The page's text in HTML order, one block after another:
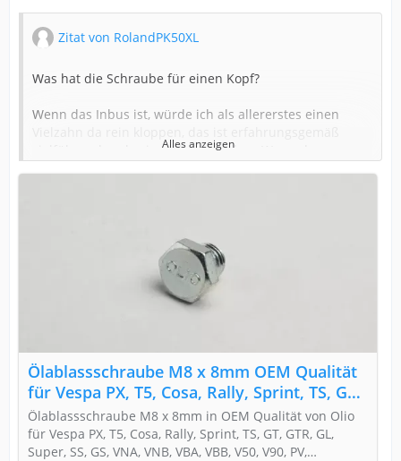
Zitat von RolandPK50XL
Was hat die Schraube für einen Kopf?
Wenn das Inbus ist, würde ich als allererstes einen
zielführender als ein Linksausdreher. Wenn der
Alles anzeigen
Ölablassschraube M8 x 8mm OEM Qualität
für Vespa PX, T5, Cosa, Rally, Sprint, TS, GT,
GTR, GL, Super, SS, GS, VNA, VNB, VBA, VBB,
V50, V90, PV, ET3, PK, Ciao - Olio
Ölablassschraube M8 x 8mm in OEM Qualität von Olio
für Vespa PX, T5, Cosa, Rally, Sprint, TS, GT, GTR, GL,
Super, SS, GS, VNA, VNB, VBA, VBB, V50, V90, PV,…